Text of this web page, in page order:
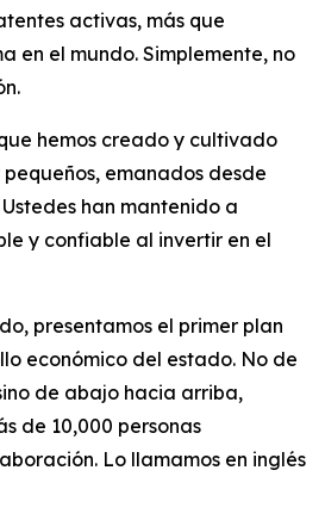
activas, más que
en el mundo. Simplemente, no
hemos creado y cultivado
emanados desde
han mantenido a
y confiable al invertir en el
presentamos el primer plan
económico del estado. No de
de abajo hacia arriba,
de 10,000 personas
Lo llamamos en inglés